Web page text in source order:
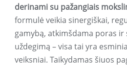
derinami su pažangiais
formulė veikia sinergiškai,
gamybą, atkimšdama poras ir
uždegimą – visa tai yra
veiksniai. Taikydamas šiuos